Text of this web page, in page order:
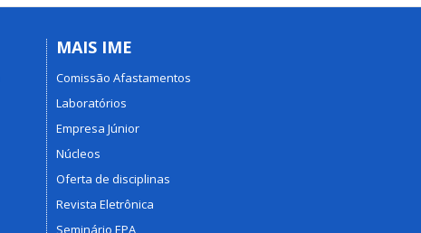
MAIS IME
Comissão Afastamentos
Laboratórios
Empresa Júnior
Núcleos
Oferta de disciplinas
Revista Eletrônica
Seminário EPA